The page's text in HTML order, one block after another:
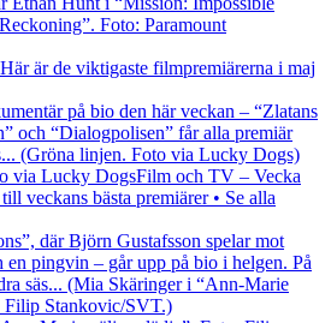
är de viktigaste filmpremiärerna i maj
på bio den här veckan – “Zlatans
och “Dialogpolisen” får alla premiär
(Gröna linjen. Foto via Lucky Dogs)
Film och TV – Vecka
veckans bästa premiärer • Se alla
där Björn Gustafsson spelar mot
en pingvin – går upp på bio i helgen. På
säs... (Mia Skäringer i “Ann-Marie
Filip Stankovic/SVT.)